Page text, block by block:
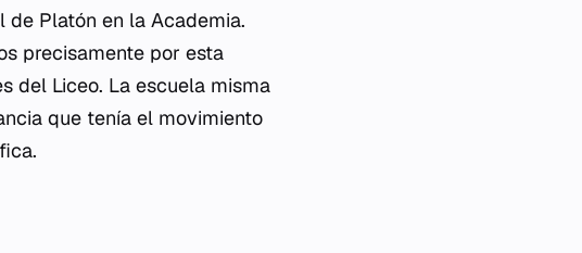
de Platón en la Academia.
precisamente por esta
del Liceo. La escuela misma
que tenía el movimiento